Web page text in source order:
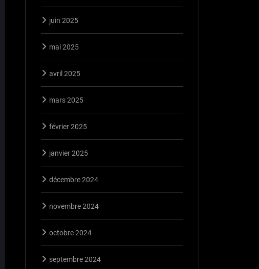
juin 2025
mai 2025
avril 2025
mars 2025
février 2025
janvier 2025
décembre 2024
novembre 2024
octobre 2024
septembre 2024